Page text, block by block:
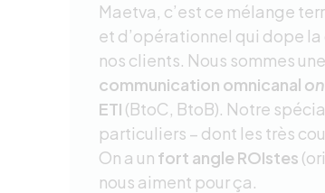
Maetva, c’est ce mélange
et d’opérationnel qui dope
nos clients. Nous sommes une
communication omnicanal on
ETI (BtoC, BtoB). Notre
particuliers – dont les très
On a un fort angle ROIstes
nous aiment pour ça.